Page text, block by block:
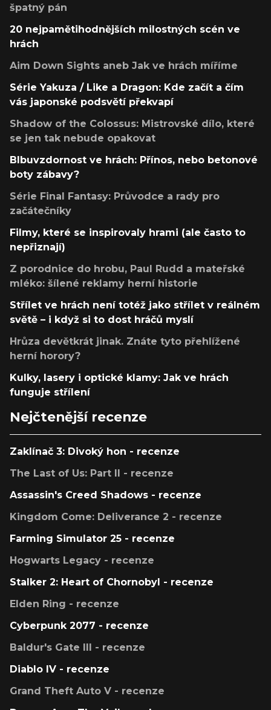
špatný pán
20 nejpamětihodnějších milostných scén ve
hrách
Aim Down Sights aneb Jak ve hrách míříme
Série Yakuza / Like a Dragon: Kde začít a čím
vás japonské podsvětí překvapí
Shadow of the Colossus: Mistrovské dílo, které
se jen tak nebude opakovat
Blbuvzdornost ve hrách: Přínos, nebo betonové
boty zábavy?
Série Final Fantasy: Průvodce a rady pro
začátečníky
Filmy, které se inspirovaly hrami (ale často to
nepřiznají)
Z porodnice do hrobu, Paul Rudd a mateřské
mléko: šílené reklamy herní historie
Střílet ve hrách není totéž jako střílet v reálném
světě – i když si to dost hráčů myslí
Hrůza devětkrát jinak. Znáte tyto přehlížené
herní horory?
Kulky, lasery i optické klamy: Jak ve hrách
funguje střílení
Nejčtenější recenze
Zaklínač 3: Divoký hon - recenze
The Last of Us: Part II - recenze
Assassin's Creed Shadows - recenze
Kingdom Come: Deliverance 2 - recenze
Farming Simulator 25 - recenze
Hogwarts Legacy - recenze
Stalker 2: Heart of Chornobyl - recenze
Elden Ring - recenze
Cyberpunk 2077 - recenze
Baldur's Gate III - recenze
Diablo IV - recenze
Grand Theft Auto V - recenze